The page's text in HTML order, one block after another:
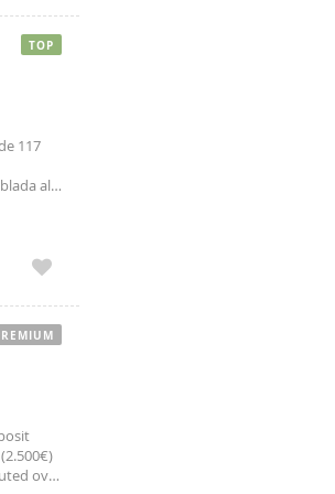
117
al
Gas
TOP
over